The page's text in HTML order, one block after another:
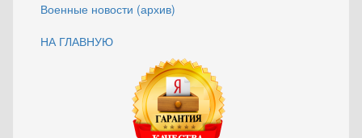
Военные новости (архив)
НА ГЛАВНУЮ